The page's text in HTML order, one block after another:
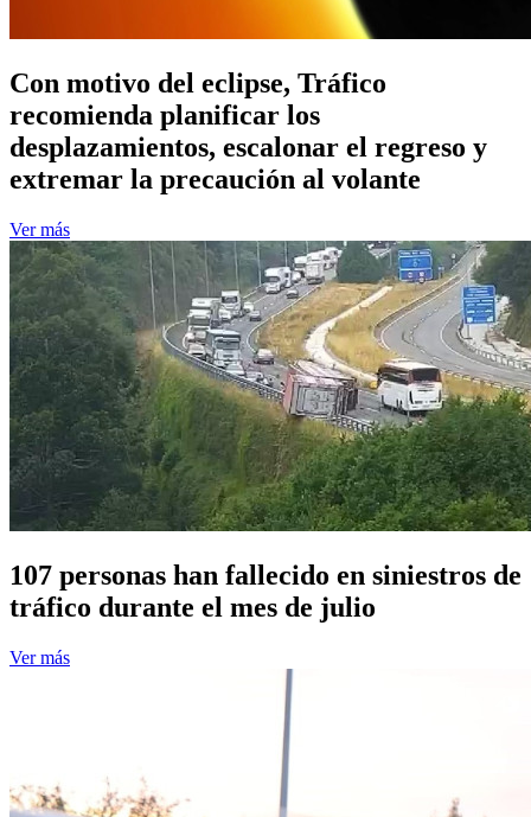
Con motivo del eclipse, Tráfico
recomienda planificar los
desplazamientos, escalonar el regreso y
extremar la precaución al volante
Ver más
107 personas han fallecido en siniestros de
tráfico durante el mes de julio
Ver más